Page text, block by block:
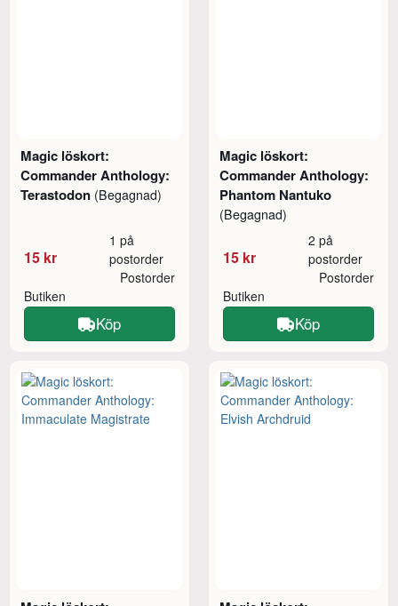
Magic löskort:
Commander Anthology:
Terastodon (Begagnad)
15 kr
1 på
postorder
Butiken
Postorder
Köp
Magic löskort:
Commander Anthology:
Phantom Nantuko
(Begagnad)
15 kr
2 på
postorder
Butiken
Postorder
Köp